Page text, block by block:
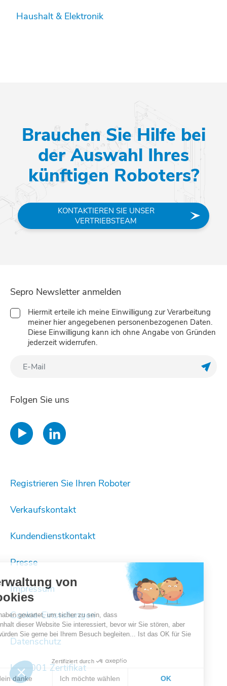
Haushalt & Elektronik
Brauchen Sie Hilfe bei
der Auswahl Ihres
künftigen Roboters?
KONTAKTIEREN SIE UNSER
VERTRIEBSTEAM
Sepro Newsletter anmelden
Hiermit erteile ich meine Einwilligung zur Verarbeitung
meiner hier angegebenen personenbezogenen Daten.
Diese Einwilligung kann ich ohne Angabe von Gründen
jederzeit widerrufen.
Folgen Sie uns
Registrieren Sie Ihren Roboter
Verkaufskontakt
Kundendienstkontakt
Presse
Impressum
Cookie-Einstellungen
Datenschutz
Iso 9001 Zertifikat
Verwaltung von
Cookies
Wir haben gewartet, um sicher zu sein, dass
der Inhalt dieser Website Sie interessiert, bevor wir Sie stören, aber
wir würden Sie gerne bei Ihrem Besuch begleiten... Ist das OK für Sie
Zertifiziert durch
Nein danke Ich möchte wählen